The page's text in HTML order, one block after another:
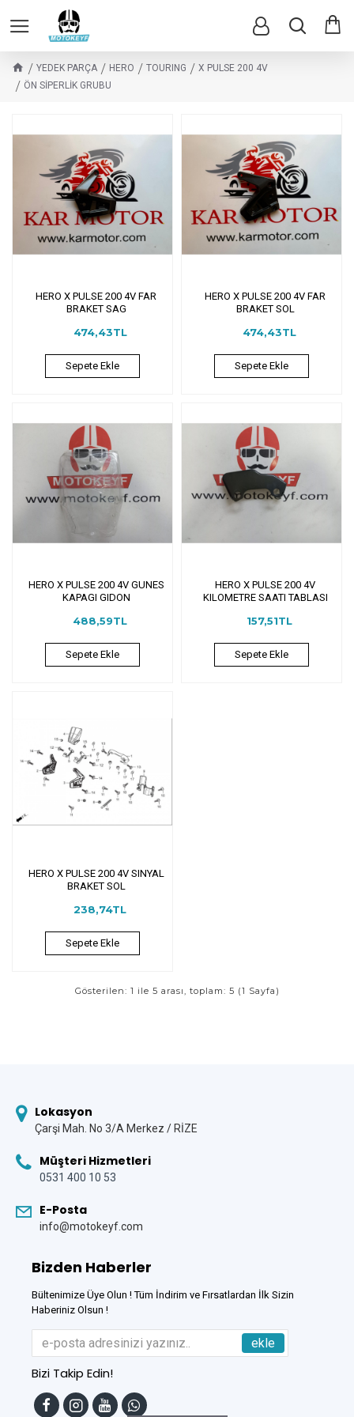
Tek Tıkla Ödeme Kolaylığı
YEDEK PARÇA HERO TOURING
X PULSE 200 4V
ÖN SİPERLİK GRUBU
HERO X PULSE 200 4V FAR
BRAKET SAG
474,43TL
Sepete Ekle
HERO X PULSE 200 4V FAR
BRAKET SOL
474,43TL
Sepete Ekle
HERO X PULSE 200 4V GUNES
KAPAGI GIDON
488,59TL
Sepete Ekle
HERO X PULSE 200 4V
KILOMETRE SAATI TABLASI
157,51TL
Sepete Ekle
HERO X PULSE 200 4V SINYAL
BRAKET SOL
238,74TL
Sepete Ekle
Gösterilen: 1 ile 5 arası, toplam: 5 (1 Sayfa)
Lokasyon
Çarşi Mah. No 3/A Merkez / RİZE
Müşteri Hizmetleri
0531 400 10 53
E-Posta
info@motokeyf.com
Bizden Haberler
Bültenimize Üye Olun ! Tüm İndirim ve Fırsatlardan İlk Sizin
Haberiniz Olsun !
ekle
Bizi Takip Edin!